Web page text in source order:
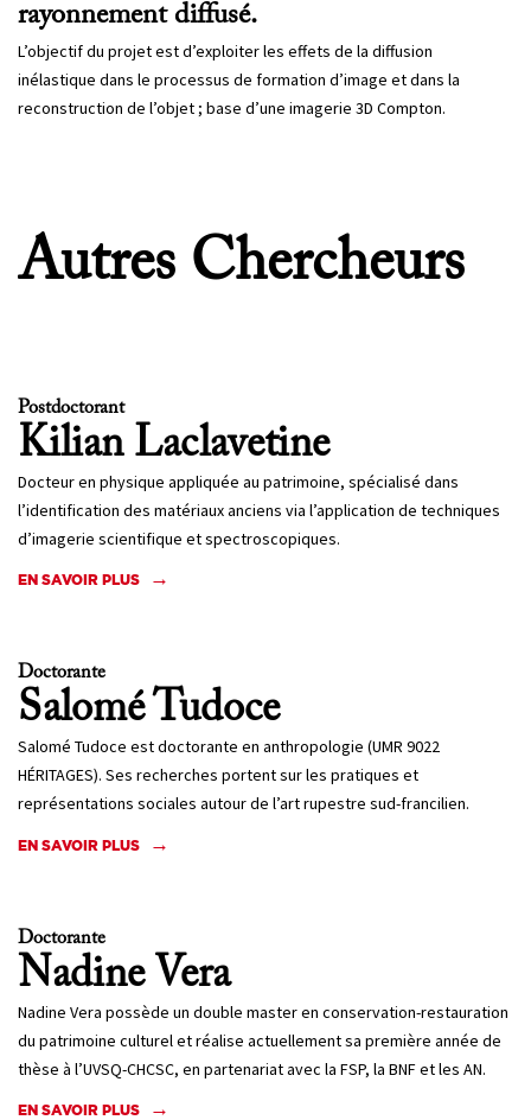
rayonnement diffusé.
L’objectif du projet est d’exploiter les effets de la diffusion
inélastique dans le processus de formation d’image et dans la
reconstruction de l’objet ; base d’une imagerie 3D Compton.
Autres Chercheurs
Postdoctorant
KilianLaclavetine
Docteur en physique appliquée au patrimoine, spécialisé dans
l’identification des matériaux anciens via l’application de techniques
d’imagerie scientifique et spectroscopiques.
EN SAVOIR PLUS
Doctorante
SaloméTudoce
Salomé Tudoce est doctorante en anthropologie (UMR 9022
HÉRITAGES). Ses recherches portent sur les pratiques et
représentations sociales autour de l’art rupestre sud-francilien.
EN SAVOIR PLUS
Doctorante
NadineVera
Nadine Vera possède un double master en conservation-restauration
du patrimoine culturel et réalise actuellement sa première année de
thèse à l’UVSQ-CHCSC, en partenariat avec la FSP, la BNF et les AN.
EN SAVOIR PLUS